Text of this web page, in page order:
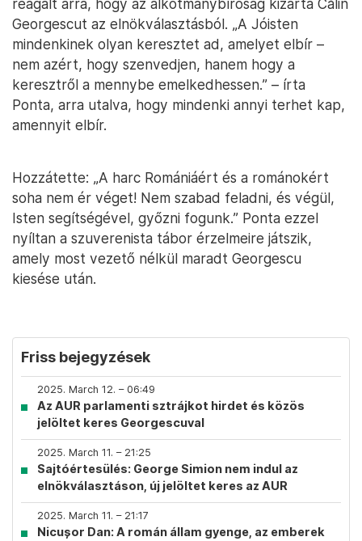
reagált arra, hogy az alkotmánybíróság kizárta Călin
Georgescut az elnökválasztásból. „A Jóisten
mindenkinek olyan keresztet ad, amelyet elbír –
nem azért, hogy szenvedjen, hanem hogy a
keresztről a mennybe emelkedhessen.” – írta
Ponta, arra utalva, hogy mindenki annyi terhet kap,
amennyit elbír.
Hozzátette: „A harc Romániáért és a románokért
soha nem ér véget! Nem szabad feladni, és végül,
Isten segítségével, győzni fogunk.” Ponta ezzel
nyíltan a szuverenista tábor érzelmeire játszik,
amely most vezető nélkül maradt Georgescu
kiesése után.
Friss bejegyzések
2025. March 12. – 06:49
Az AUR parlamenti sztrájkot hirdet és közös
jelöltet keres Georgescuval
2025. March 11. – 21:25
Sajtóértesülés: George Simion nem indul az
elnökválasztáson, új jelöltet keres az AUR
2025. March 11. – 21:17
Nicușor Dan: A román állam gyenge, az emberek